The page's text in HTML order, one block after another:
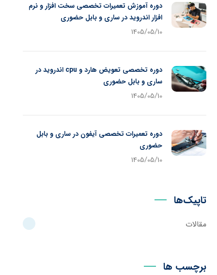
دوره آموزش تعمیرات تخصصی سخت افزار و نرم
افزار اندروید در ساری و بابل حضوری
1405/05/10
دوره تخصصی تعویض هارد و cpu اندروید در
ساری و بابل حضوری
1405/05/10
دوره تعمیرات تخصصی آیفون در ساری و بابل
حضوری
1405/05/10
تاپیک‌ها
مقالات
برچسب ها